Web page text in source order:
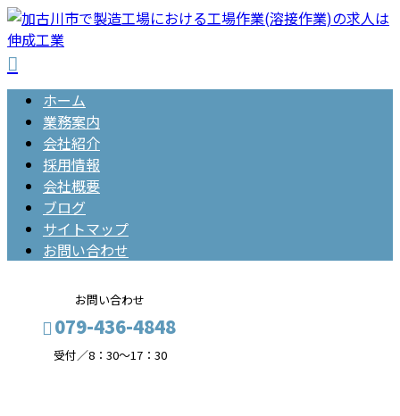
ホーム
業務案内
会社紹介
採用情報
会社概要
ブログ
サイトマップ
お問い合わせ
お問い合わせ
079-436-4848
受付／8：30～17：30